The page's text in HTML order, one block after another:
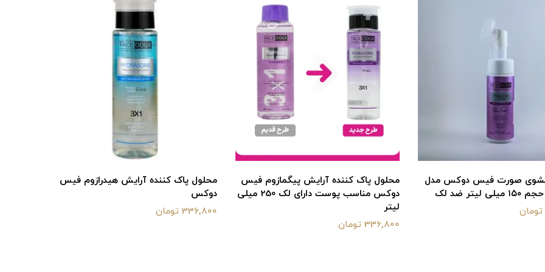
صورت فیس دوکس مدل
ضد لک
محلول پاک کننده آرایش پیگمازوم فیس
دوکس مناسب پوست دارای لک 250 میلی
لیتر
336,800 تومان
محلول پاک کننده آرایش هیدرازوم فیس
دوکس
336,800 تومان